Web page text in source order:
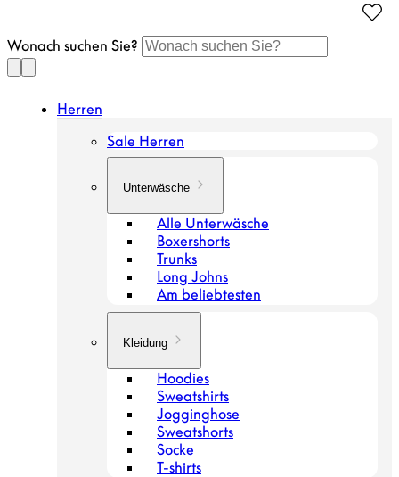
zum
Artikel
Wonach suchen Sie?
Herren
Sale Herren
Unterwäsche
Alle Unterwäsche
Boxershorts
Trunks
Long Johns
Am beliebtesten
Kleidung
Hoodies
Sweatshirts
Jogginghose
Sweatshorts
Socke
T-shirts